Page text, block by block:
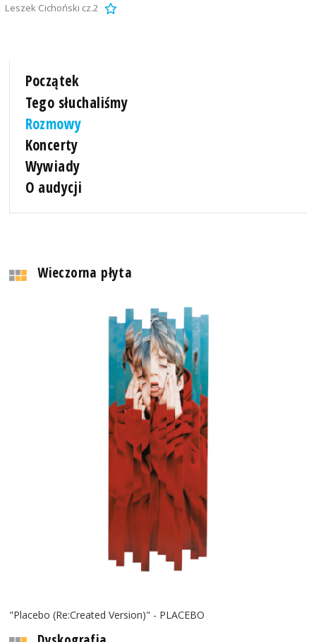
Leszek Cichoński cz.2
Początek
Tego słuchaliśmy
Rozmowy
Koncerty
Wywiady
O audycji
Wieczorna płyta
"Placebo (Re:Created Version)" - PLACEBO